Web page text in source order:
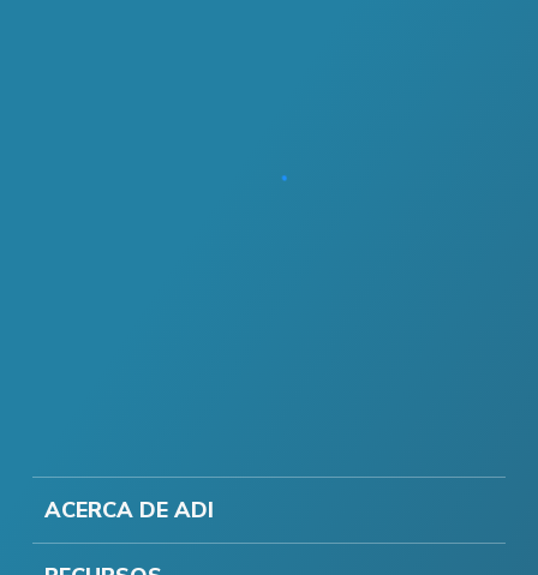
ACERCA DE ADI